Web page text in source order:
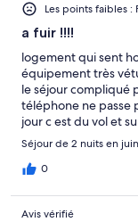
Les points faibles
a fuir !!!!
logement qui sent
équipement très
le séjour compliqué
téléphone ne passe
jour c est du vol et
classé 4 étoiles. À
Séjour de 2 nuits en
0
Avis vérifié